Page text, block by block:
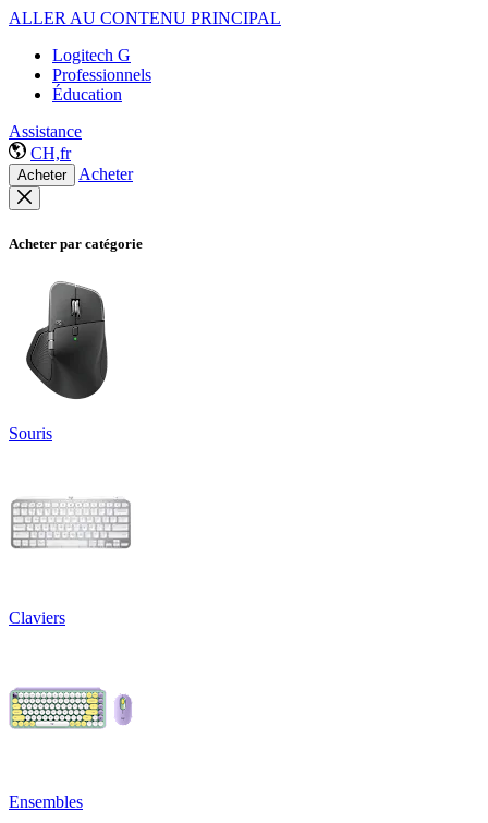
ALLER AU CONTENU PRINCIPAL
Logitech G
Professionnels
Éducation
Assistance
CH,fr
Acheter Acheter
Acheter par catégorie
Souris
Claviers
Ensembles